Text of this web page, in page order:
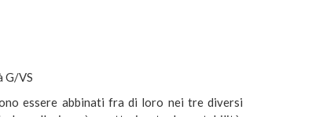
G/VS
essere abbinati fra di loro nei tre diversi